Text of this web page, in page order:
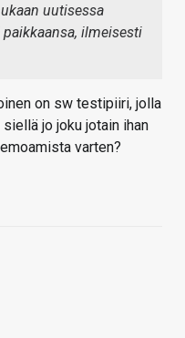
uutisessa
ilmeisesti
on sw testipiiri, jolla
jo joku jotain ihan
varten?